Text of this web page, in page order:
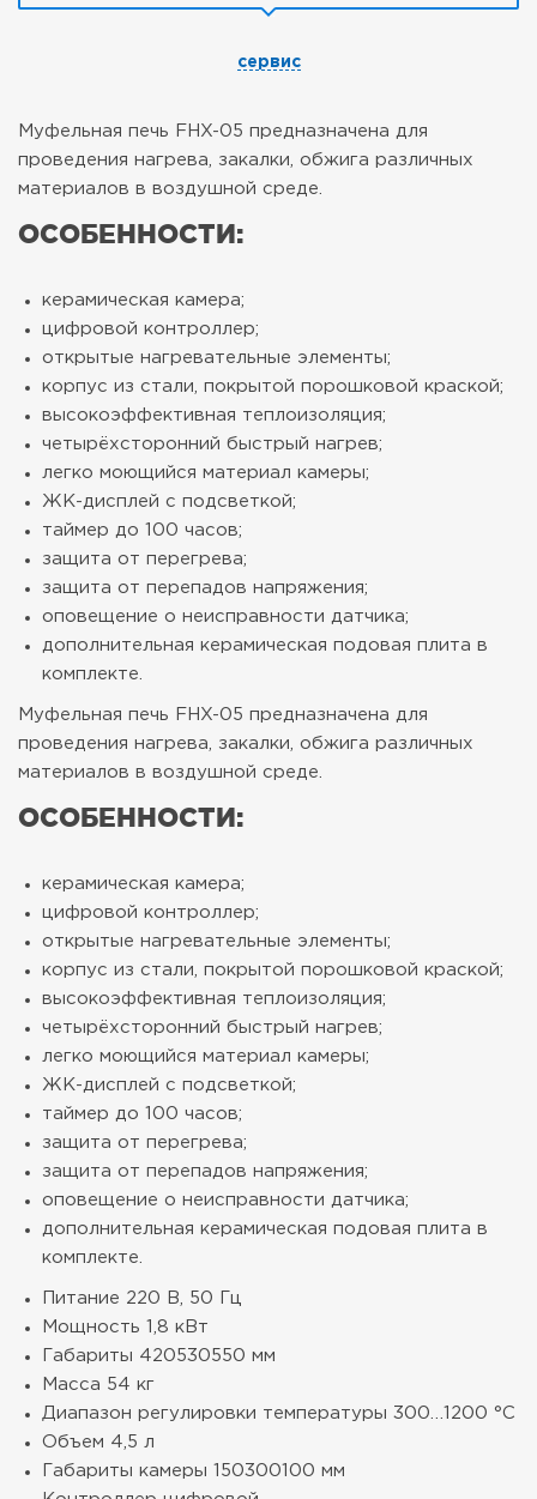
сервис
Муфельная печь FHX-05 предназначена для
проведения нагрева, закалки, обжига различных
материалов в воздушной среде.
ОСОБЕННОСТИ:
керамическая камера;
цифровой контроллер;
открытые нагревательные элементы;
корпус из стали, покрытой порошковой краской;
высокоэффективная теплоизоляция;
четырёхсторонний быстрый нагрев;
легко моющийся материал камеры;
ЖК-дисплей с подсветкой;
таймер до 100 часов;
защита от перегрева;
защита от перепадов напряжения;
оповещение о неисправности датчика;
дополнительная керамическая подовая плита в
комплекте.
Муфельная печь FHX-05 предназначена для
проведения нагрева, закалки, обжига различных
материалов в воздушной среде.
ОСОБЕННОСТИ:
керамическая камера;
цифровой контроллер;
открытые нагревательные элементы;
корпус из стали, покрытой порошковой краской;
высокоэффективная теплоизоляция;
четырёхсторонний быстрый нагрев;
легко моющийся материал камеры;
ЖК-дисплей с подсветкой;
таймер до 100 часов;
защита от перегрева;
защита от перепадов напряжения;
оповещение о неисправности датчика;
дополнительная керамическая подовая плита в
комплекте.
Питание 220 В, 50 Гц
Мощность
1,8 кВт
Габариты 420530550 мм
Масса 54 кг
Диапазон регулировки температуры 300…1200 °С
Объем 4,5 л
Габариты камеры
150300100 мм